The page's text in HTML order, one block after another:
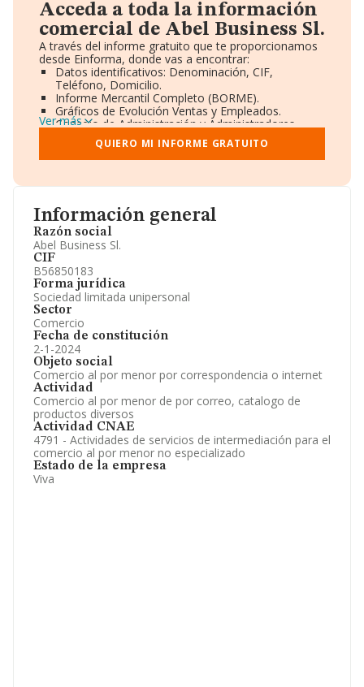
Información general
Razón social
Abel Business Sl.
CIF
B56850183
Forma jurídica
Sociedad limitada unipersonal
Sector
Comercio
Fecha de constitución
2-1-2024
Objeto social
Comercio al por menor por correspondencia o internet
Actividad
Comercio al por menor de por correo, catalogo de
productos diversos
Actividad CNAE
4791 - Actividades de servicios de intermediación para el
comercio al por menor no especializado
Estado de la empresa
Viva
Acceda a toda la información
comercial de Abel Business Sl.
A través del informe gratuito que te proporcionamos
desde Einforma, donde vas a encontrar:
Datos identificativos: Denominación, CIF,
Teléfono, Domicilio.
Informe Mercantil Completo (BORME).
Gráficos de Evolución Ventas y Empleados.
Consejo de Administración y Administradores.
Directivos y Ejecutivos.
Accionistas.
Participaciones y Vinculaciones en otras empresas.
Información oficial y registral complementaria.
Ver más
QUIERO MI INFORME GRATUITO